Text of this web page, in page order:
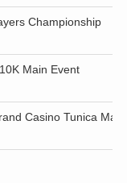
Championship
Main Event
Casino Tunica Main